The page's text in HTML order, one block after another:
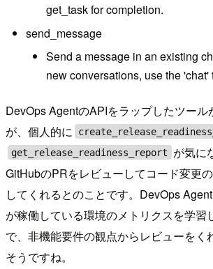
get_task for completion.
send_message
Send a message in an existing
new conversations, use the 'chat'
DevOps AgentのAPIをラップしたツール
が、個人的に
get_release_readiness_report
が気に
GitHubのPRをレビューしてコード変更
してくれるとのことです。DevOps
が稼働している環境のメトリクスを学習
で、非機能要件の観点からレビューをく
そうですね。